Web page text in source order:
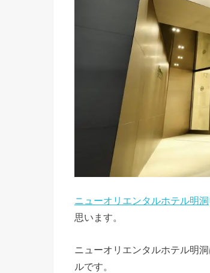
ニューオリエンタルホテル明洞
思います。
ニューオリエンタルホテル明
ルです。